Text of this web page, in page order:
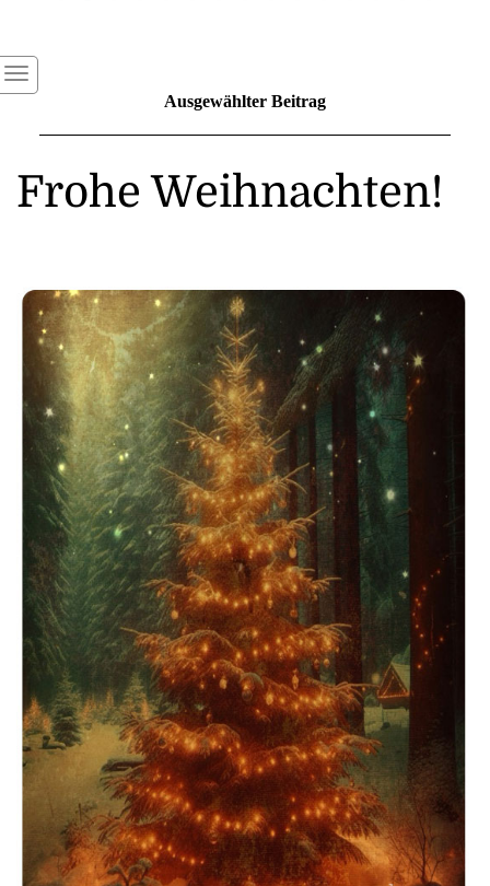
Ausgewählter Beitrag
Frohe Weihnachten!